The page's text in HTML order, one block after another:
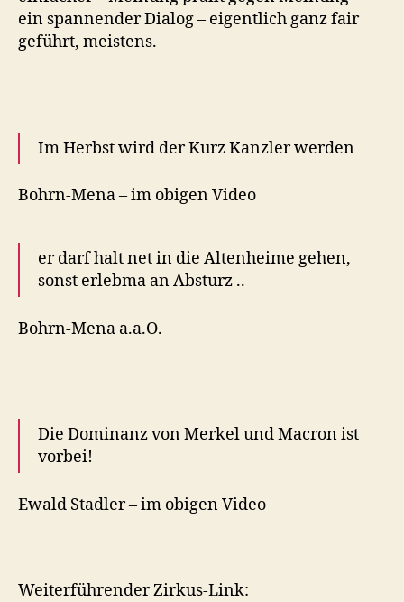
ein spannender Dialog – eigentlich ganz fair
geführt, meistens.
Im Herbst wird der Kurz Kanzler werden
Bohrn-Mena – im obigen Video
er darf halt net in die Altenheime gehen,
sonst erlebma an Absturz ..
Bohrn-Mena a.a.O.
Die Dominanz von Merkel und Macron ist
vorbei!
Ewald Stadler – im obigen Video
Weiterführender Zirkus-Link: